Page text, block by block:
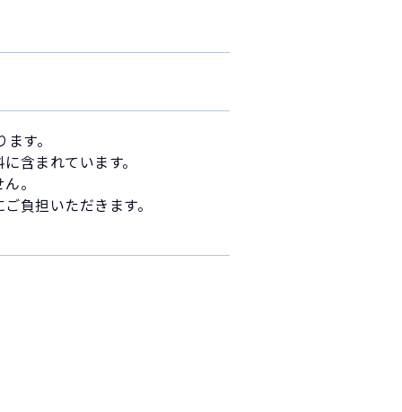
す。
含まれています。
。
負担いただきます。